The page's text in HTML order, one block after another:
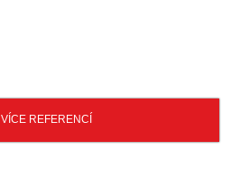
VÍCE REFERENCÍ